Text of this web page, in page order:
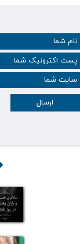
ارسال